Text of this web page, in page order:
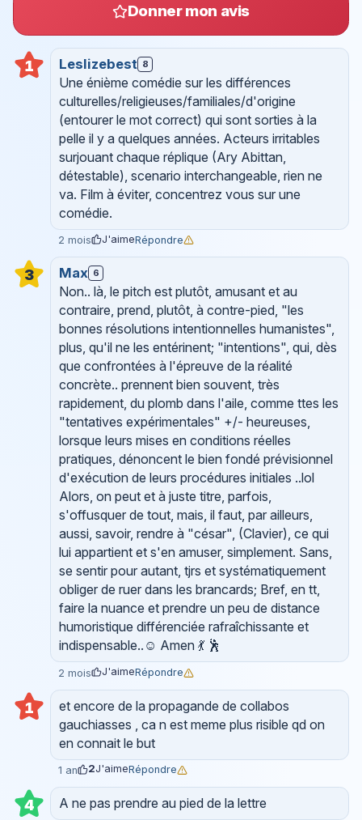
Donner mon avis
1 Leslizebest 8
Une énième comédie sur les différences
culturelles/religieuses/familiales/d'origine
(entourer le mot correct) qui sont sorties à la
pelle il y a quelques années. Acteurs irritables
surjouant chaque réplique (Ary Abittan,
détestable), scenario interchangeable, rien ne
va. Film à éviter, concentrez vous sur une
comédie.
2 mois J'aimeRépondre
3 Max 6
Non.. là, le pitch est plutôt, amusant et au
contraire, prend, plutôt, à contre-pied, "les
bonnes résolutions intentionnelles humanistes",
plus, qu'il ne les entérinent; "intentions", qui, dès
que confrontées à l'épreuve de la réalité
concrète.. prennent bien souvent, très
rapidement, du plomb dans l'aile, comme ttes les
"tentatives expérimentales" +/- heureuses,
lorsque leurs mises en conditions réelles
pratiques, dénoncent le bien fondé prévisionnel
d'exécution de leurs procédures initiales ..lol
Alors, on peut et à juste titre, parfois,
s'offusquer de tout, mais, il faut, par ailleurs,
aussi, savoir, rendre à "césar", (Clavier), ce qui
lui appartient et s'en amuser, simplement. Sans,
se sentir pour autant, tjrs et systématiquement
obliger de ruer dans les brancards; Bref, en tt,
faire la nuance et prendre un peu de distance
humoristique différenciée rafraîchissante et
indispensable..☺️ Amen 💃 🕺
2 mois J'aimeRépondre
1
et encore de la propagande de collabos
gauchiasses , ca n est meme plus risible qd on
en connait le but
1 an 2J'aimeRépondre
4 A ne pas prendre au pied de la lettre